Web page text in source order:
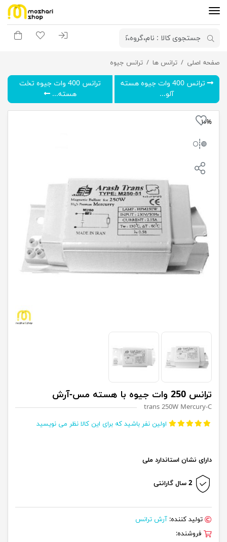
ورود به سیستم
لیست موردسبد
صفحه اصلی ترانس ها ترانس جیوه ترانس 250 وات جیوه با هسته مس-آرش
ترانس 400 وات جیوه هسته
آلو...
ترانس 400 وات جیوه تخت
هسته...
۱۰%
ترانس 250 وات جیوه با هسته مس-آرش
trans 250W Mercury-C
اولین نفر باشید که برای این کالا نظر می نویسید
دارای نشان استاندارد ملی
2 سال گارانتی
تولید کننده: آرش ترانس
فروشنده: